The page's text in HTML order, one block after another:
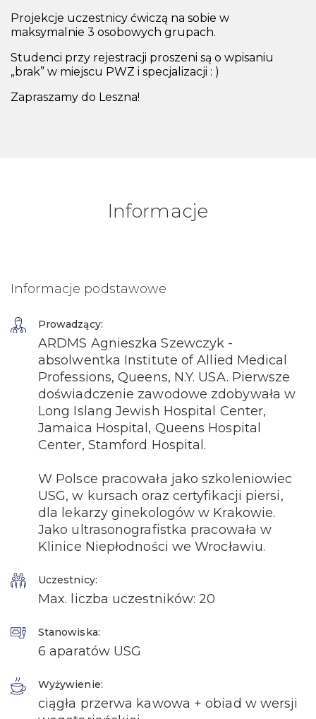
Projekcje uczestnicy ćwiczą na sobie w
maksymalnie 3 osobowych grupach.
Studenci przy rejestracji proszeni są o wpisaniu
„brak” w miejscu PWZ i specjalizacji : )
Zapraszamy do Leszna!
Informacje
Informacje podstawowe
Prowadzący:
ARDMS Agnieszka Szewczyk -
absolwentka Institute of Allied Medical
Professions, Queens, N.Y. USA. Pierwsze
doświadczenie zawodowe zdobywała w
Long Islang Jewish Hospital Center,
Jamaica Hospital, Queens Hospital
Center, Stamford Hospital.
W Polsce pracowała jako szkoleniowiec
USG, w kursach oraz certyfikacji piersi,
dla lekarzy ginekologów w Krakowie.
Jako ultrasonografistka pracowała w
Klinice Niepłodności we Wrocławiu.
Uczestnicy:
Max. liczba uczestników: 20
Stanowiska:
6 aparatów USG
Wyżywienie:
ciągła przerwa kawowa + obiad w wersji